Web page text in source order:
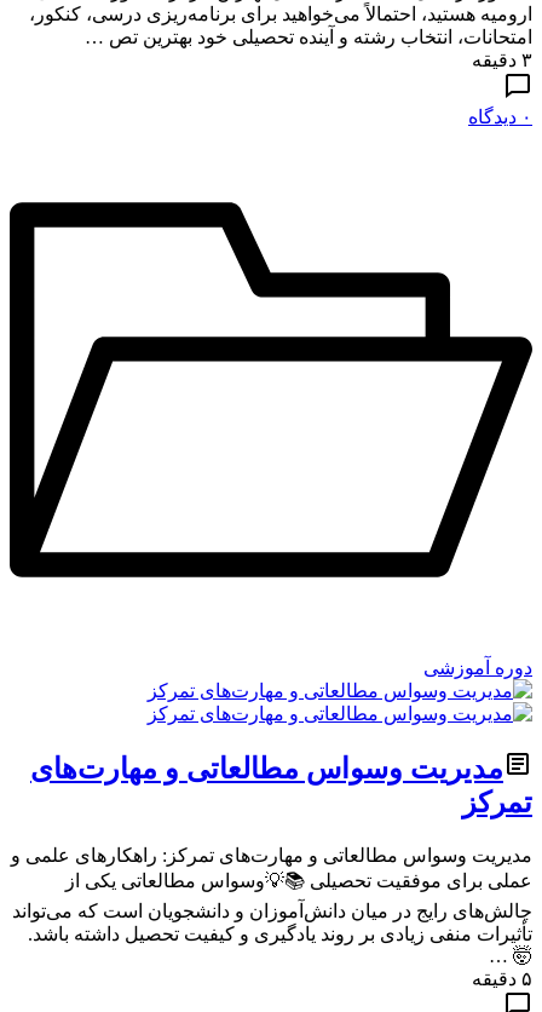
ارومیه هستید، احتمالاً می‌خواهید برای برنامه‌ریزی درسی، کنکور،
امتحانات، انتخاب رشته و آینده تحصیلی خود بهترین تص …
۳ دقیقه
۰ دیدگاه
دوره آموزشی
مدیریت وسواس مطالعاتی و مهارت‌های
تمرکز
مدیریت وسواس مطالعاتی و مهارت‌های تمرکز: راهکارهای علمی و
عملی برای موفقیت تحصیلی 📚💡وسواس مطالعاتی یکی از
چالش‌های رایج در میان دانش‌آموزان و دانشجویان است که می‌تواند
تأثیرات منفی زیادی بر روند یادگیری و کیفیت تحصیل داشته باشد.
🤯 …
۵ دقیقه